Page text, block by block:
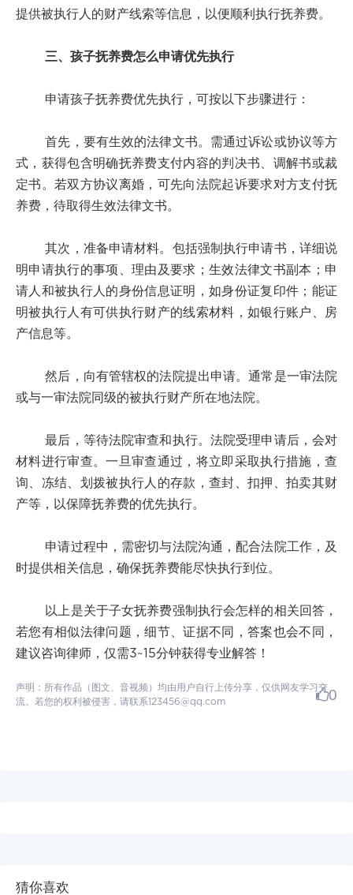
提供被执行人的财产线索等信息，以便顺利执行抚养费。
三、孩子抚养费怎么申请优先执行
申请孩子抚养费优先执行，可按以下步骤进行：
首先，要有生效的法律文书。需通过诉讼或协议等方
式，获得包含明确抚养费支付内容的判决书、调解书或裁
定书。若双方协议离婚，可先向法院起诉要求对方支付抚
养费，待取得生效法律文书。
其次，准备申请材料。包括强制执行申请书，详细说
明申请执行的事项、理由及要求；生效法律文书副本；申
请人和被执行人的身份信息证明，如身份证复印件；能证
明被执行人有可供执行财产的线索材料，如银行账户、房
产信息等。
然后，向有管辖权的法院提出申请。通常是一审法院
或与一审法院同级的被执行财产所在地法院。
最后，等待法院审查和执行。法院受理申请后，会对
材料进行审查。一旦审查通过，将立即采取执行措施，查
询、冻结、划拨被执行人的存款，查封、扣押、拍卖其财
产等，以保障抚养费的优先执行。
申请过程中，需密切与法院沟通，配合法院工作，及
时提供相关信息，确保抚养费能尽快执行到位。
以上是关于子女抚养费强制执行会怎样的相关回答，
若您有相似法律问题，细节、证据不同，答案也会不同，
建议咨询律师，仅需3~15分钟获得专业解答！
声明：所有作品（图文、音视频）均由用户自行上传分享，仅供网友学习交
流。若您的权利被侵害，请联系123456@qq.com
0
猜你喜欢